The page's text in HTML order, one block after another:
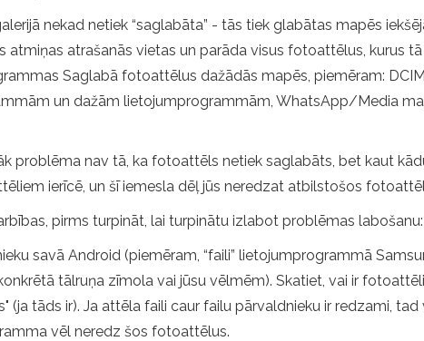
nekad netiek “saglabāta” - tās tiek glabātas mapēs
atmiņas atrašanās vietas un parāda visus fotoattēlus, kurus
Saglabā fotoattēlus dažādās mapēs, piemēram:
un dažām lietojumprogrammām, WhatsApp/Media
problēma nav tā, ka fotoattēls netiek saglabāts, bet kaut
ierīcē, un šī iemesla dēļ jūs neredzat atbilstošos
pirms turpināt, lai turpinātu izlabot problēmas labošanu:
savā Android (piemēram, “faili” lietojumprogrammā
tālruņa zīmola vai jūsu vēlmēm). Skatiet, vai ir
(ja tāds ir). Ja attēla faili caur failu pārvaldnieku ir redzami,
vēl neredz šos fotoattēlus.